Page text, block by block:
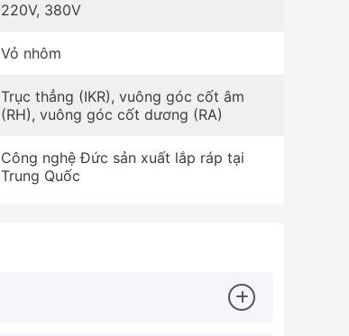
220V, 380V
Vỏ nhôm
Trục thẳng (IKR), vuông góc cốt âm
(RH), vuông góc cốt dương (RA)
Công nghệ Đức sản xuất lắp ráp tại
Trung Quốc